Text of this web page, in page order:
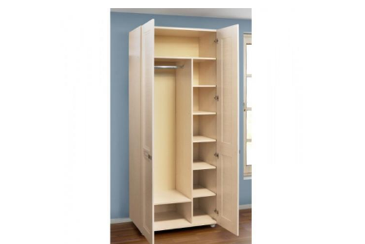
Икеа для прихожей Мебель для прихожей
Модульные прихожие
Мебели в узкую